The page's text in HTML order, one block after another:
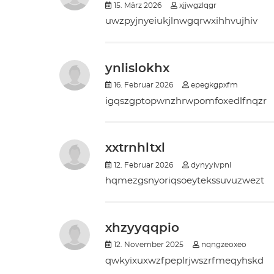
15. März 2026 xjjwgzlqgr
uwzpyjnyeiukjlnwgqrwxihhvujhiv
ynlislokhx
16. Februar 2026 epegkgpxfm
igqszgptopwnzhrwpomfoxedlfnqzr
xxtrnhltxl
12. Februar 2026 dynyyivpnl
hqmezgsnyoriqsoeytekssuvuzwezt
xhzyyqqpio
12. November 2025 nqngzeoxeo
qwkyixuxwzfpeplrjwszrfmeqyhskd